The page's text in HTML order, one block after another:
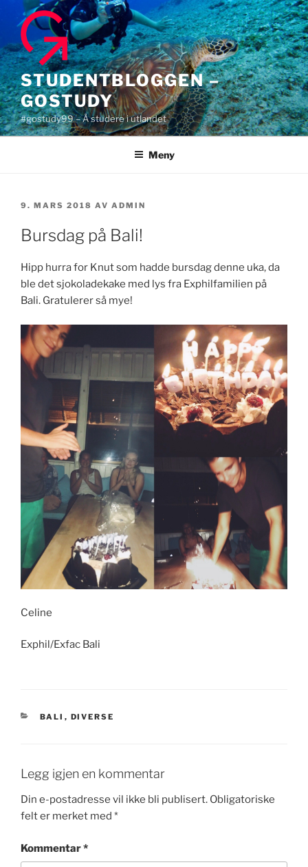
innhold
STUDENTBLOGGEN –
GOSTUDY
#gostudy99 – Å studere i utlandet
Meny
PUBLISERT
9. MARS 2018 AV ADMIN
Bursdag på Bali!
Hipp hurra for Knut som hadde bursdag denne uka, da
ble det sjokoladekake med lys fra Exphilfamilien på
Bali. Gratulerer så mye!
Celine
Exphil/Exfac Bali
KATEGORIER
BALI , DIVERSE
Legg igjen en kommentar
Din e-postadresse vil ikke bli publisert. Obligatoriske
felt er merket med *
Kommentar*